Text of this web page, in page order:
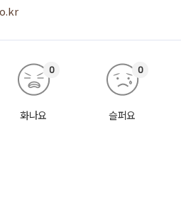
화나요
0
슬퍼요
0